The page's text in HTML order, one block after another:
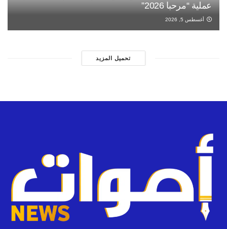
عملية “مرحبا 2026”
أغسطس 5, 2026
تحميل المزيد